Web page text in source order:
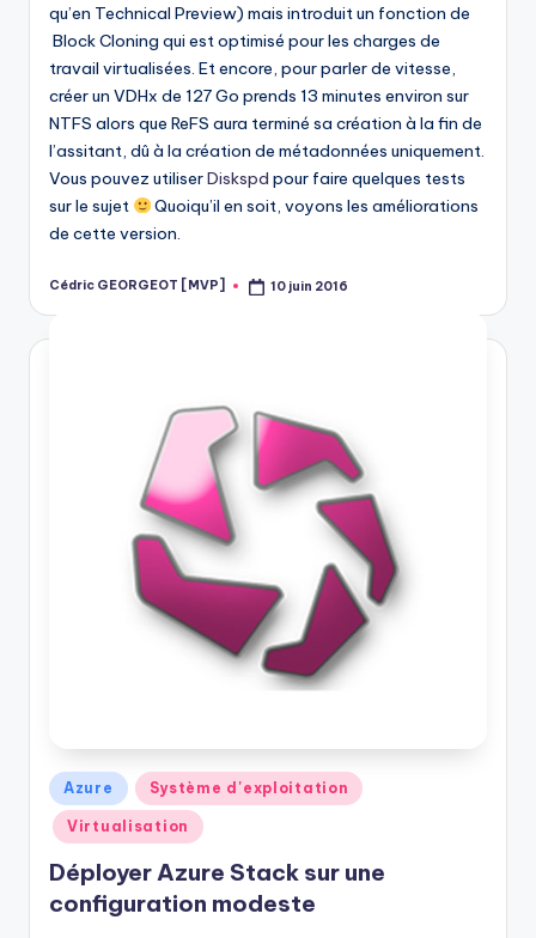
qu’en Technical Preview) mais introduit un fonction de
Block Cloning qui est optimisé pour les charges de
travail virtualisées. Et encore, pour parler de vitesse,
créer un VDHx de 127 Go prends 13 minutes environ sur
NTFS alors que ReFS aura terminé sa création à la fin de
l’assitant, dû à la création de métadonnées uniquement.
Vous pouvez utiliserDiskspd pour faire quelques tests
sur le sujet
Quoiqu’il en soit, voyons les améliorations
de cette version.
Posted
Cédric GEORGEOT [MVP] 10 juin 2016
Posted
in
Azure Système d'exploitation
Virtualisation
Déployer Azure Stack sur une
configuration modeste